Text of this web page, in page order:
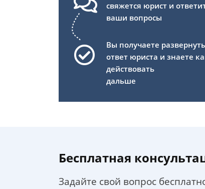
свяжется юрист и
ваши вопросы
Вы получаете
ответ юриста и знаете
действовать
дальше
Бесплатная
Задайте свой вопрос